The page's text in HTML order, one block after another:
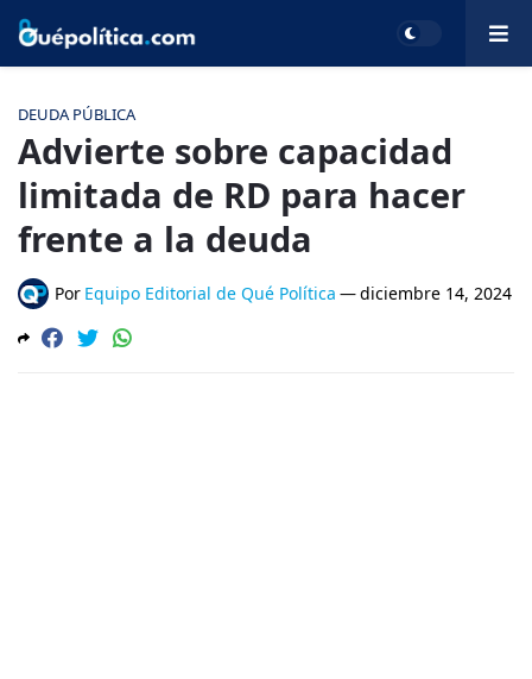
DEUDA PÚBLICA
Advierte sobre capacidad
limitada de RD para hacer
frente a la deuda
Por Equipo Editorial de Qué Política —diciembre 14, 2024